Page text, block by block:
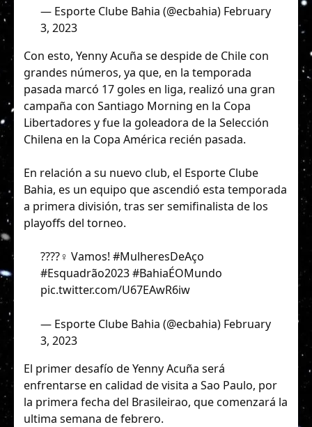
— Esporte Clube Bahia (@ecbahia) February
3, 2023
Con esto, Yenny Acuña se despide de Chile con
grandes números, ya que, en la temporada
pasada marcó 17 goles en liga, realizó una gran
campaña con Santiago Morning en la Copa
Libertadores y fue la goleadora de la Selección
Chilena en la Copa América recién pasada.
En relación a su nuevo club, el Esporte Clube
Bahia, es un equipo que ascendió esta temporada
a primera división, tras ser semifinalista de los
playoffs del torneo.
????‍♀️ Vamos! #MulheresDeAço
#Esquadrão2023#BahiaÉOMundo
pic.twitter.com/U67EAwR6iw
— Esporte Clube Bahia (@ecbahia) February
3, 2023
El primer desafío de Yenny Acuña será
enfrentarse en calidad de visita a Sao Paulo, por
la primera fecha del Brasileirao, que comenzará la
ultima semana de febrero.